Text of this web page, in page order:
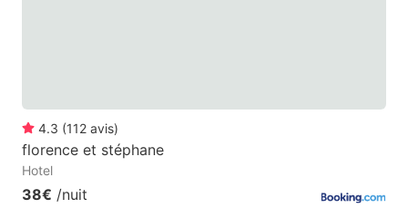
4.3 (112 avis)
florence et stéphane
Hotel
38€ /nuit